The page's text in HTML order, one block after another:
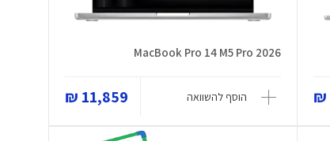
MacBook Pro 14 M5 Pro 2026
הוסף להשוואה 11,859 ₪